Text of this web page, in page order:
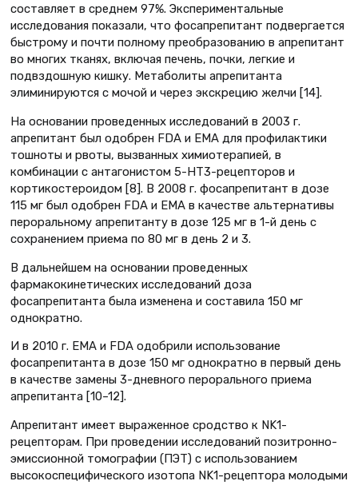
составляет в среднем 97%. Экспериментальные
исследования показали, что фосапрепитант подвергается
быстрому и почти полному преобразованию в апрепитант
во многих тканях, включая печень, почки, легкие и
подвздошную кишку. Метаболиты апрепитанта
элиминируются с мочой и через экскрецию желчи [14].
На основании проведенных исследований в 2003 г.
апрепитант был одобрен FDA и EMA для профилактики
тошноты и рвоты, вызванных химиотерапией, в
комбинации с антагонистом 5-HT3-рецепторов и
кортикостероидом [8]. В 2008 г. фосапрепитант в дозе
115 мг был одобрен FDA и EMA в качестве альтернативы
пероральному апрепитанту в дозе 125 мг в 1-й день с
сохранением приема по 80 мг в день 2 и 3.
В дальнейшем на основании проведенных
фармакокинетических исследований доза
фосапрепитанта была изменена и составила 150 мг
однократно.
И в 2010 г. ЕМА и FDA одобрили использование
фосапрепитанта в дозе 150 мг однократно в первый день
в качестве замены 3-дневного перорального приема
апрепитанта [10–12].
Апрепитант имеет выраженное сродство к NK1-
рецепторам. При проведении исследований позитронно-
эмиссионной томографии (ПЭТ) с использованием
высокоспецифического изотопа NK1-рецептора молодыми